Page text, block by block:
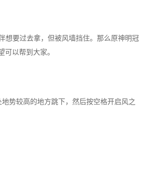
想要过去拿，但被风墙挡住。那么原神明冠
可以帮到大家。
势较高的地方跳下，然后按空格开启风之